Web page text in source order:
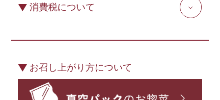
消費税について
お召し上がり方について